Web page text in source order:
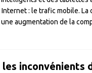
: le trafic mobile. La
augmentation de la
inconvénients